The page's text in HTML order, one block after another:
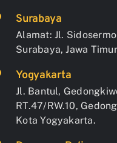
Surabaya
Alamat: Jl.
Surabaya, Jawa
Yogyakarta
Jl. Bantul,
RT.47/RW.10,
Kota Yogyakarta.